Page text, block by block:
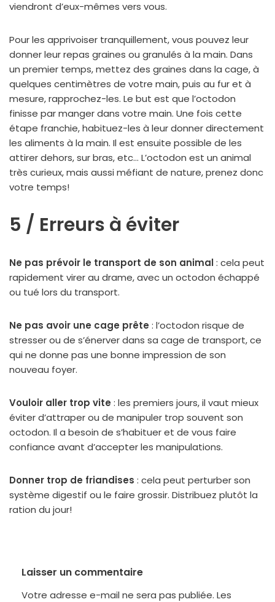
viendront d’eux-mêmes vers vous.
Pour les apprivoiser tranquillement, vous pouvez leur
donner leur repas graines ou granulés à la main. Dans
un premier temps, mettez des graines dans la cage, à
quelques centimètres de votre main, puis au fur et à
mesure, rapprochez-les. Le but est que l’octodon
finisse par manger dans votre main. Une fois cette
étape franchie, habituez-les à leur donner directement
les aliments à la main. Il est ensuite possible de les
attirer dehors, sur bras, etc… L’octodon est un animal
très curieux, mais aussi méfiant de nature, prenez donc
votre temps!
5 / Erreurs à éviter
Ne pas prévoir le transport de son animal: cela peut
rapidement virer au drame, avec un octodon échappé
ou tué lors du transport.
Ne pas avoir une cage prête : l’octodon risque de
stresser ou de s’énerver dans sa cage de transport, ce
qui ne donne pas une bonne impression de son
nouveau foyer.
Vouloir aller trop vite : les premiers jours, il vaut mieux
éviter d’attraper ou de manipuler trop souvent son
octodon. Il a besoin de s’habituer et de vous faire
confiance avant d’accepter les manipulations.
Donner trop de friandises : cela peut perturber son
système digestif ou le faire grossir. Distribuez plutôt la
ration du jour!
Laisser un commentaire
Votre adresse e-mail ne sera pas publiée. Les